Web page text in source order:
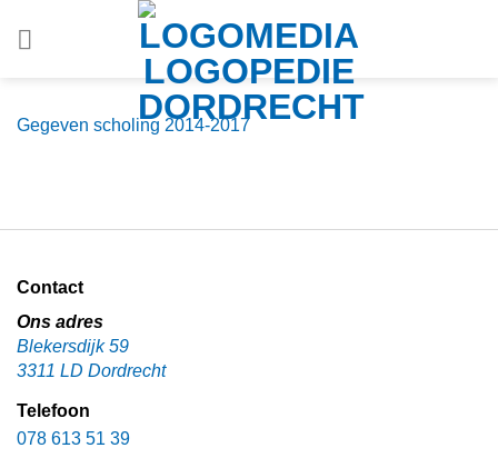
Gegeven scholing 2014-2017
Contact
Ons adres
Blekersdijk 59
3311 LD Dordrecht
Telefoon
078 613 51 39